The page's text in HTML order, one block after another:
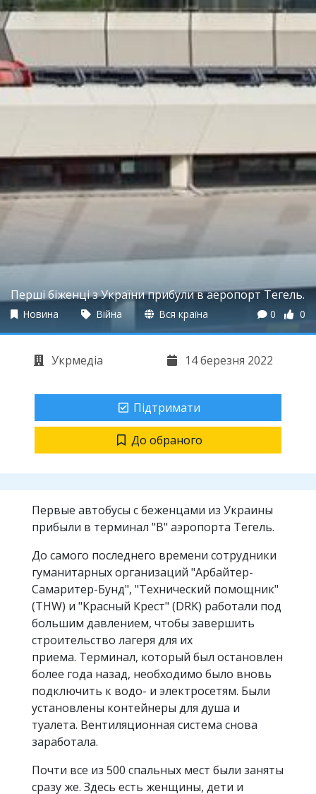
Перші біженці з України прибули в аеропорт Тегель.
Новина Війна Вся країна 0 0
Укрмедіа 14 березня 2022
Підтримати
До обраного
Первые автобусы с беженцами из Украины
прибыли в терминал "B" аэропорта Тегель.
До самого последнего времени сотрудники
гуманитарных организаций "Арбайтер-
Самаритер-Бунд", "Технический помощник"
(THW) и "Красный Крест" (DRK) работали под
большим давлением, чтобы завершить
строительство лагеря для их
приема. Терминал, который был остановлен
более года назад, необходимо было вновь
подключить к водо- и электросетям. Были
установлены контейнеры для душа и
туалета. Вентиляционная система снова
заработала.
Почти все из 500 спальных мест были заняты
сразу же. Здесь есть женщины, дети и